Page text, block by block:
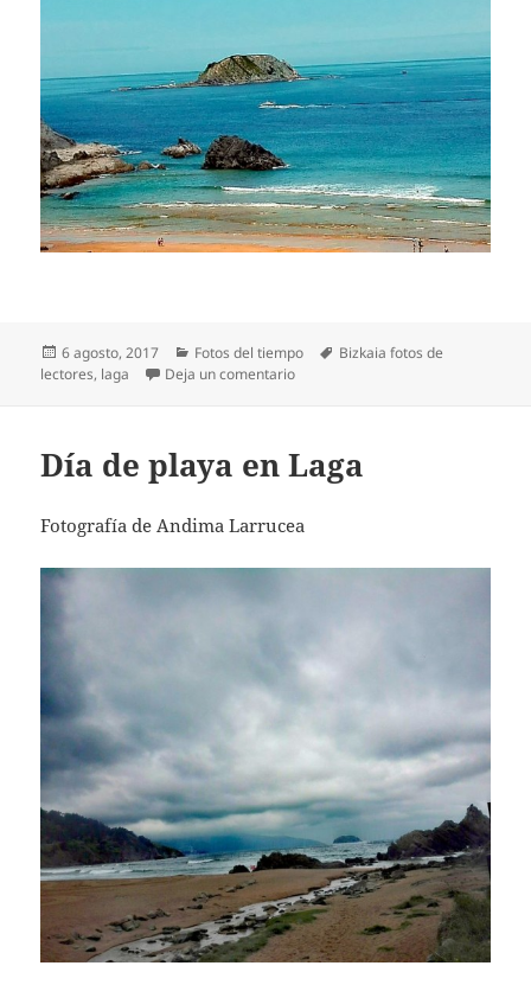
Publicado
el
6 agosto, 2017 Categorías
Fotos del tiempo Etiquetas
Bizkaia fotos de
lectores, laga Deja un comentarioen Día soleado desde Laga
Día de playa en Laga
Fotografía de Andima Larrucea